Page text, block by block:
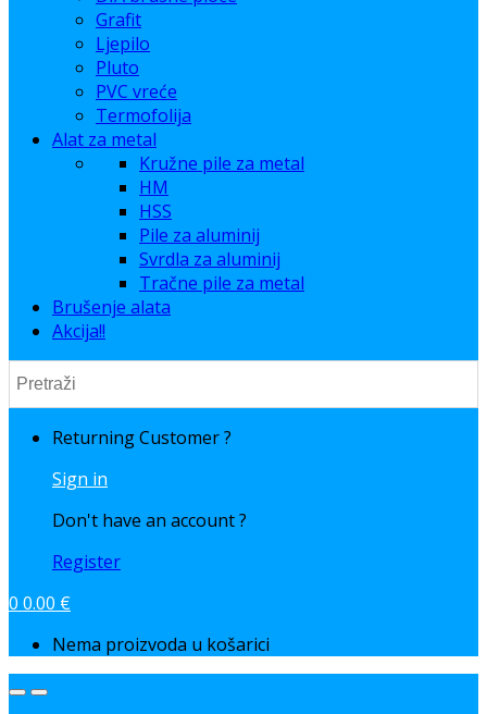
Grafit
Ljepilo
Pluto
PVC vreće
Termofolija
Alat za metal
Kružne pile za metal
HM
HSS
Pile za aluminij
Svrdla za aluminij
Tračne pile za metal
Brušenje alata
Akcija!!
Returning Customer ?
Sign in
Don't have an account ?
Register
0 0.00 €
Nema proizvoda u košarici